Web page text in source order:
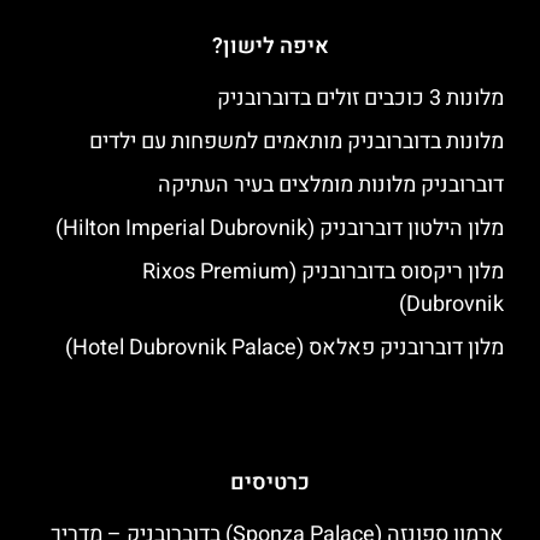
איפה לישון?
מלונות 3 כוכבים זולים בדוברובניק
מלונות בדוברובניק מותאמים למשפחות עם ילדים
דוברובניק מלונות מומלצים בעיר העתיקה
מלון הילטון דוברובניק (Hilton Imperial Dubrovnik)
מלון ריקסוס בדוברובניק (Rixos Premium
Dubrovnik)
מלון דוברובניק פאלאס (Hotel Dubrovnik Palace)
כרטיסים